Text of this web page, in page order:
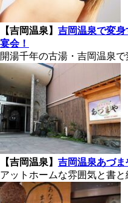
【吉岡温泉】 吉岡温泉で変
宴会！
開湯千年の古湯・吉岡温泉
【吉岡温泉】 吉岡温泉あづま
アットホームな雰囲気と書